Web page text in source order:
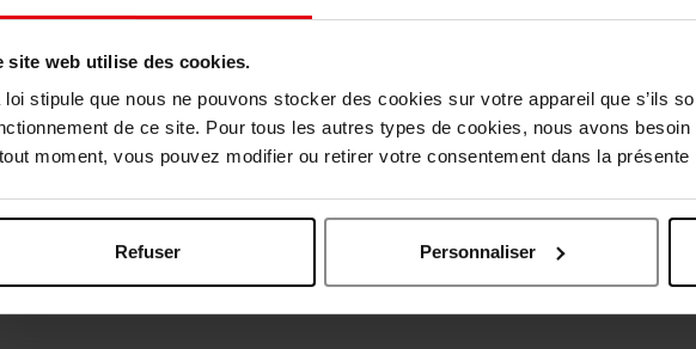
site web utilise des cookies.
loi stipule que nous ne pouvons stocker des cookies sur votre appareil que s’ils
de ce site. Pour tous les autres types de cookies, nous avons
moment, vous pouvez modifier ou retirer votre consentement dans la
Refuser Personnaliser
Nog iets vergeten ?
Nieuw